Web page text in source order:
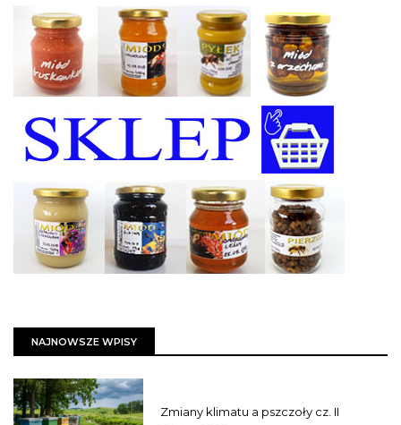
NAJNOWSZE WPISY
Zmiany klimatu a pszczoły cz. II